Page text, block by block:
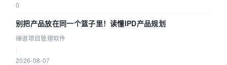
0
别把产品放在同一个篮子里！读懂IPD产品规划
禅道项目管理软件
2026-08-07